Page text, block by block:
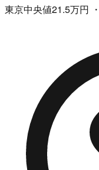
東京中央値21.5万円 ・